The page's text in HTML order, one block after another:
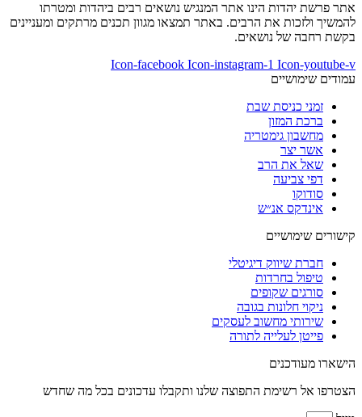
אתר פרשת יהדות הינו אתר המנגיש נושאים רבים ביהדות ומטרתו
להמשיך ולזכות את הרבים. באתר תמצאו מגוון תכנים מרתקים ומעניינים
בקשת רחבה של נושאים.
Icon-facebook Icon-instagram-1 Icon-youtube-v
עמודים שימושיים
זמני כניסת שבת
ברכת המזון
מחשבון גימטריה
אשר יצר
שאל את הרב
דפי צביעה
סודוקו
אינדקס אנ״ש
קישורים שימושיים
חברת שיווק דיגיטלי
טיפול בחרדות
סורגים שקופים
ניקוי חלונות בגובה
שירותי מחשוב לעסקים
פייטן לעלייה לתורה
הישארו מעודכנים
הצטרפו אל רשימת התפוצה שלנו ותקבלו עדכונים בכל מה שחדש